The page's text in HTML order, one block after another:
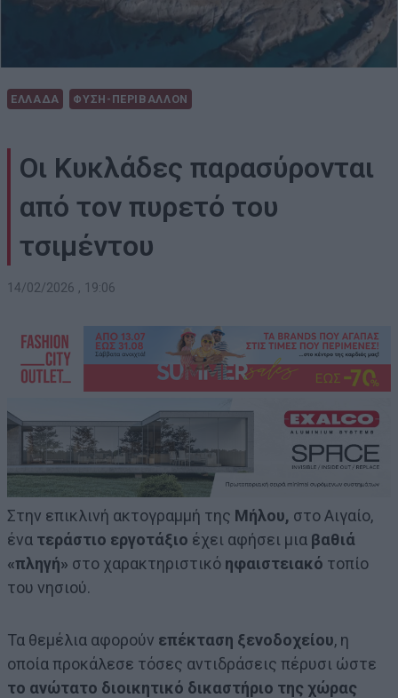
ΕΛΛΑΔΑ ΦΥΣΗ-ΠΕΡΙΒΑΛΛΟΝ
Οι Κυκλάδες παρασύρονται
από τον πυρετό του
τσιμέντου
14/02/2026 , 19:06
Στην επικλινή ακτογραμμή της Μήλου, στο Αιγαίο,
ένα τεράστιο εργοτάξιο έχει αφήσει μια βαθιά
«πληγή» στο χαρακτηριστικό ηφαιστειακό τοπίο
του νησιού.
Τα θεμέλια αφορούν επέκταση ξενοδοχείου, η
οποία προκάλεσε τόσες αντιδράσεις πέρυσι ώστε
το ανώτατο διοικητικό δικαστήριο της χώρας